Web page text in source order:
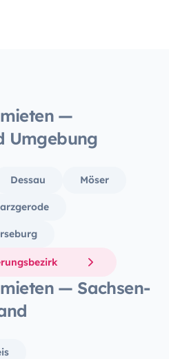
—
Umgebung
Dessau Möser
— Sachsen-